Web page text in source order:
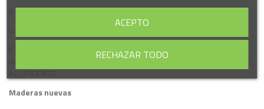
4. Producto listo para el uso.
6. IMPORTANTE: EN MADERAS EXPUESTAS AL SOL SE RECOMIENDA
APLICAR ANTES UN LASUR PIGMENTADO. UN LASUR INCOLORO NO ES
Maderas nuevas
RECHAZAR TODO
ACEPTO